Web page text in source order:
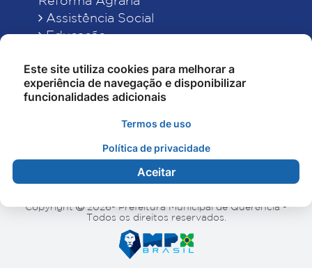
Assistência Social
Educação
Finanças
Indústria, Comércio, Turismo, Ciência e
Tecnologia
Obras Públicas, Estradas e Rodagens
Saúde
Copyright
2026- Prefeitura Municipal de Querência -
Todos os direitos reservados.
Este site utiliza cookies para melhorar a
experiência de navegação e disponibilizar
funcionalidades adicionais
Termos de uso
Política de privacidade
Aceitar